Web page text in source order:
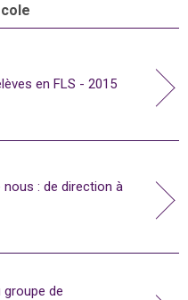
en FLS - 2015
nous : de direction à
groupe de